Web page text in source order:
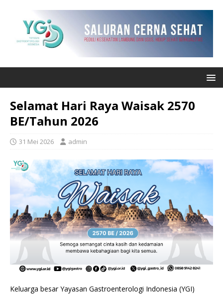
Selamat Hari Raya Waisak 2570
BE/Tahun 2026
31 Mei 2026 admin
Keluarga besar Yayasan Gastroenterologi Indonesia (YGI)